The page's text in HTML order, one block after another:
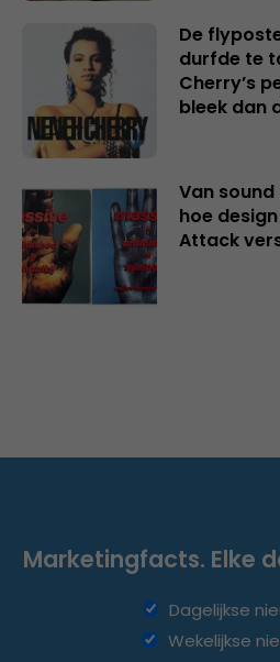
De
durfde te
Cherry’s
bleek dan
Van
hoe
Attack
Marketingfacts. Elke
Dagelijkse
Wekelijkse